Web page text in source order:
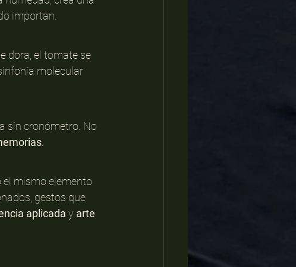
importan.
dora, el tomate se
molecular
sin cronómetro. No
el mismo elemento
gestos que
aplicada y arte